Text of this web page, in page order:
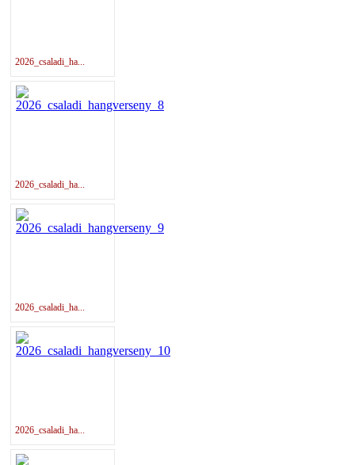
2026_csaladi_ha...
2026_csaladi_ha...
2026_csaladi_ha...
2026_csaladi_ha...